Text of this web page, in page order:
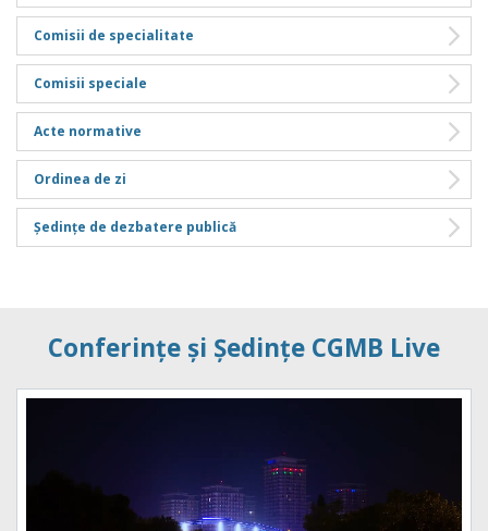
Comisii de specialitate
Comisii speciale
Acte normative
Ordinea de zi
Ședințe de dezbatere publică
Conferințe și Ședințe CGMB Live